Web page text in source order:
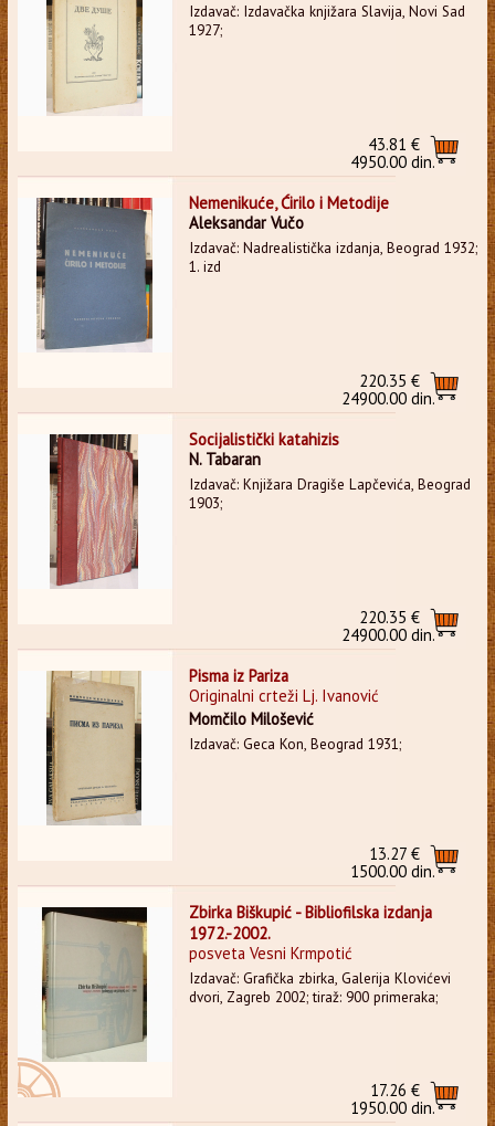
Izdavač: Izdavačka knjižara Slavija, Novi Sad
1927;
43.81 €
4950.00 din.
Nemenikuće, Ćirilo i Metodije
Aleksandar Vučo
Izdavač: Nadrealistička izdanja, Beograd 1932;
1. izd
220.35 €
24900.00 din.
Socijalistički katahizis
N. Tabaran
Izdavač: Knjižara Dragiše Lapčevića, Beograd
1903;
220.35 €
24900.00 din.
Pisma iz Pariza
Originalni crteži Lj. Ivanović
Momčilo Milošević
Izdavač: Geca Kon, Beograd 1931;
13.27 €
1500.00 din.
Zbirka Biškupić - Bibliofilska izdanja
1972.-2002.
posveta Vesni Krmpotić
Izdavač: Grafička zbirka, Galerija Klovićevi
dvori, Zagreb 2002; tiraž: 900 primeraka;
17.26 €
1950.00 din.